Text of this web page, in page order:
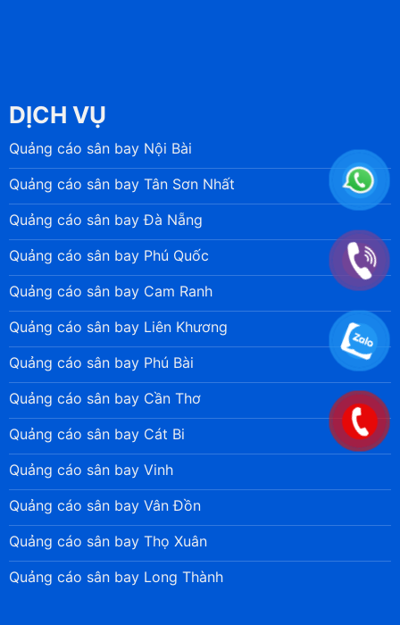
DỊCH VỤ
Quảng cáo sân bay Nội Bài
Quảng cáo sân bay Tân Sơn Nhất
Quảng cáo sân bay Đà Nẵng
Quảng cáo sân bay Phú Quốc
Quảng cáo sân bay Cam Ranh
Quảng cáo sân bay Liên Khương
Quảng cáo sân bay Phú Bài
Quảng cáo sân bay Cần Thơ
Quảng cáo sân bay Cát Bi
Quảng cáo sân bay Vinh
Quảng cáo sân bay Vân Đồn
Quảng cáo sân bay Thọ Xuân
Quảng cáo sân bay Long Thành